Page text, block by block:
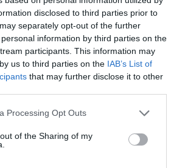
disclosed to third parties prior to
separately opt-out of the further
information by third parties on the
participants. This information may
us to third parties on the IAB’s List of
that may further disclose it to other
website/app uses one or more Google
visit or usage behaviour. You may click to
to Google and its third-party tags to
specified purposes in below Google
Processing Opt Outs
of the Sharing of my